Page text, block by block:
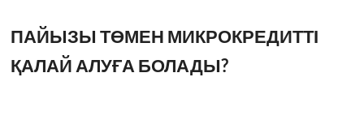
ПАЙЫЗЫ ТӨМЕН МИКРОКРЕДИТТІ
ҚАЛАЙ АЛУҒА БОЛАДЫ?